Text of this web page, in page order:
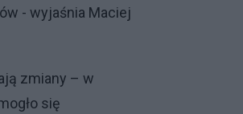
- wyjaśnia Maciej
zmiany – w
się